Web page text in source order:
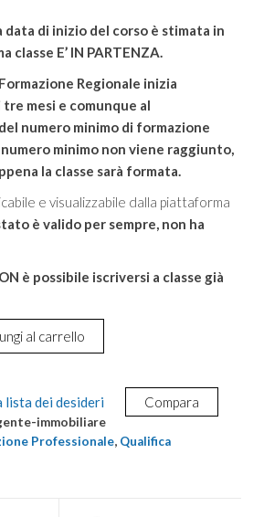
data di inizio del corso è stimata in
classe E’ IN PARTENZA.
Regionale inizia
mesi e comunque al
numero minimo di formazione
numero minimo non viene raggiunto,
la classe sarà formata.
e visualizzabile dalla piattaforma
è valido per sempre, non ha
è possibile iscriversi a classe già
al carrello
lista dei desideri Compara
immobiliare
Professionale, Qualifica